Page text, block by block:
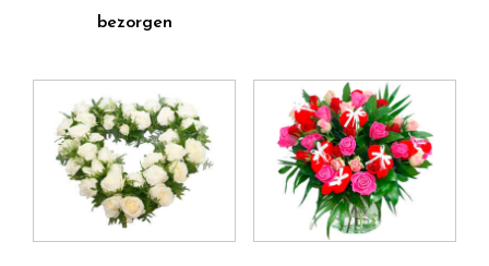
bezorgen